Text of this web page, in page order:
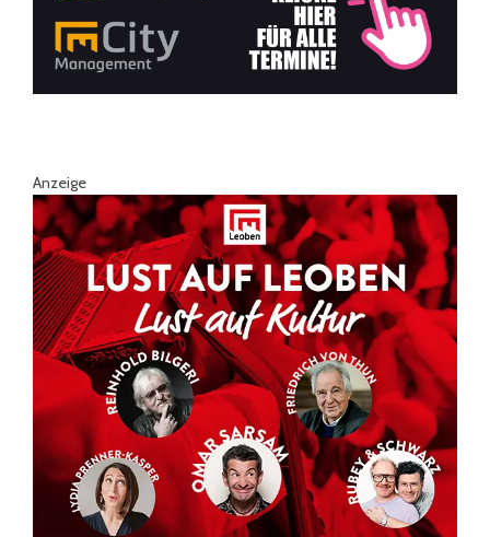
Anzeige